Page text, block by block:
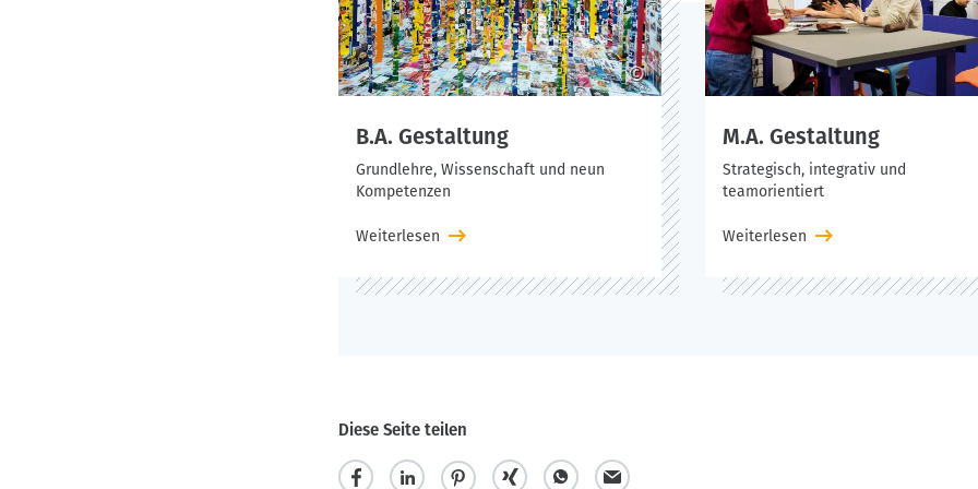
©
B.A. Gestaltung
Grundlehre, Wissenschaft und neun
Kompetenzen
Weiterlesen
M.A. Gestaltung
Strategisch, integrativ und
teamorientiert
Weiterlesen
Diese Seite teilen